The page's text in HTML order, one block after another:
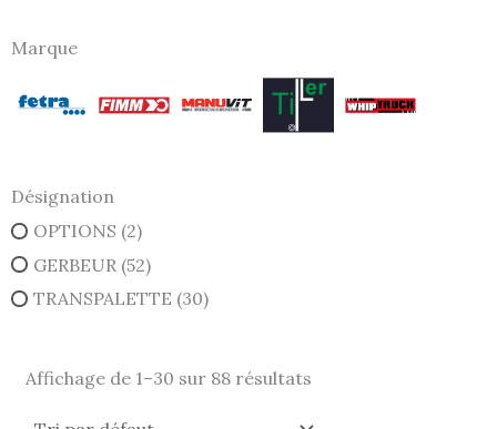
Marque
Désignation
OPTIONS (2)
GERBEUR (52)
TRANSPALETTE (30)
Affichage de 1–30 sur 88 résultats